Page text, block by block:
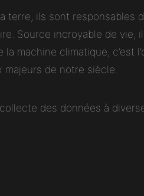
ils sont responsables
Source incroyable de
climatique, c’est
majeurs de notre siècle.
des données à